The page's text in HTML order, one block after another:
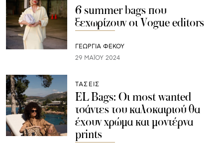
6 summer bags που
ξεχωρίζουν οι Vogue editors
ΓΕΩΡΓΙΑ ΦΕΚΟΥ
29 ΜΑΪ́ΟΥ 2024
ΤΑΣΕΙΣ
EL Bags: Οι most wanted
τσάντες του καλοκαιριού θα
έχουν χρώμα και μοντέρνα
prints